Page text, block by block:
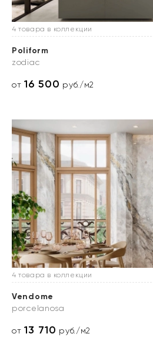
4 товара в коллекции
Poliform
zodiac
от16 500 руб./м2
4 товара в коллекции
Vendome
porcelanosa
от13 710 руб./м2